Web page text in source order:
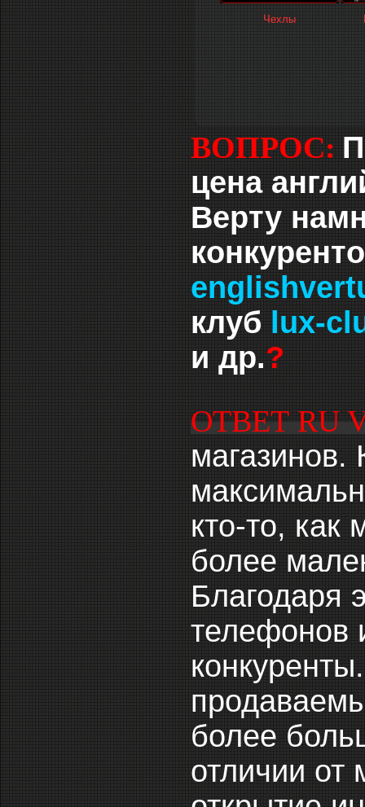
Чехлы
ВОПРОС:
цена
Верту
клуб lux-
и др.?
ОТВЕТ RU
магазинов.
кто-то, как
более
Благодаря
телефонов
более
отличии от